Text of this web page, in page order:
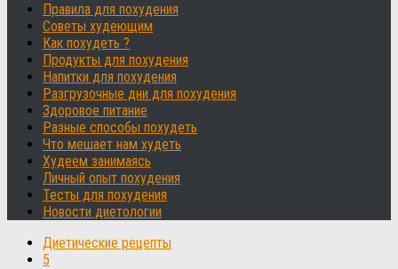
Правила для похудения
Советы худеющим
Как похудеть ?
Продукты для похудения
Напитки для похудения
Разгрузочные дни для похудения
Здоровое питание
Разные способы похудеть
Что мешает нам худеть
Худеем занимаясь
Личный опыт похудения
Тесты для похудения
Новости диетологии
Диетические рецепты
5